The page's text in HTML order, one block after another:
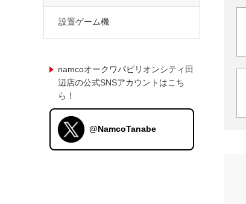
設置ゲーム機
namcoオークワパビリオンシティ田
辺店の公式SNSアカウントはこち
ら！
@NamcoTanabe